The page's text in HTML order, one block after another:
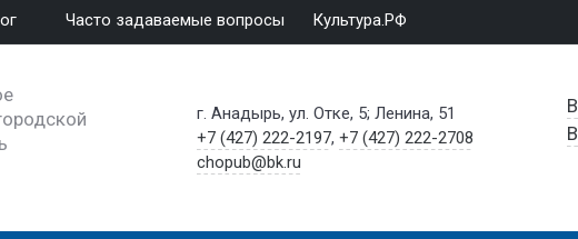
Часто задаваемые вопросы Культура.РФ
г. Анадырь, ул. Отке, 5; Ленина, 51
+7 (427) 222-2197,+7 (427) 222-2708
chopub@bk.ru